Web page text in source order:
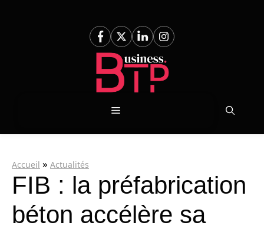
Menu
Accueil » Actualités
FIB : la préfabrication
béton accélère sa